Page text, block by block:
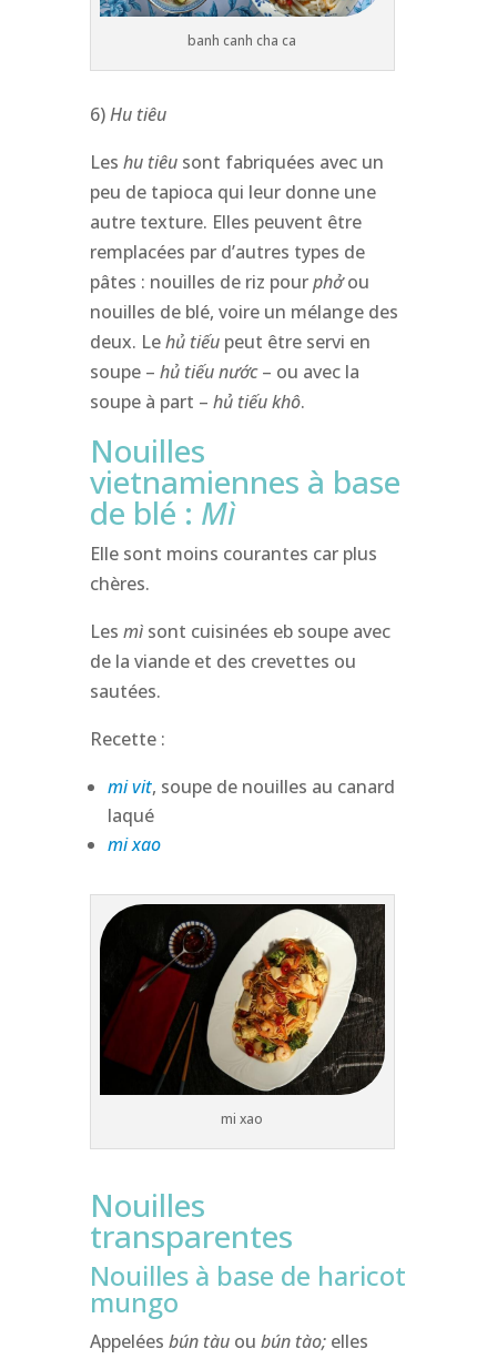
banh canh cha ca
6)Hu tiêu
Les hu tiêusont fabriquées avec un
peu de tapioca qui leur donne une
autre texture. Elles peuvent être
remplacées par d’autres types de
pâtes : nouilles de riz pourphởou
nouilles de blé, voire un mélange des
deux. Lehủ tiếu peut être servi en
soupe – hủ tiếunước– ou avec la
soupe à part – hủ tiếu khô.
Nouilles
vietnamiennes à base
de blé : Mì
Elle sont moins courantes car plus
chères.
Les mìsont cuisinées eb soupe avec
de la viande et des crevettes ou
sautées.
Recette :
mi vit, soupe de nouilles au canard
laqué
mi xao
mi xao
Nouilles
transparentes
Nouilles à base de haricot
mungo
Appelées bún tàuou bún tào; elles